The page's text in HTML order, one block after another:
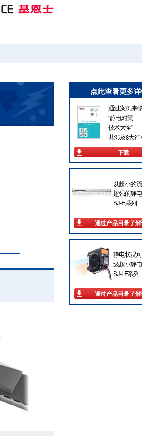
点此查看更多
通过案例来
“静电对策
技术大全”
共涉及8大行
下载
以超小的
超强的静
SJ-E系列
通过产品目录了
静电状况
级超小静
SJ-LF系列
通过产品目录了